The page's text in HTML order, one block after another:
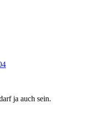
ja auch sein.